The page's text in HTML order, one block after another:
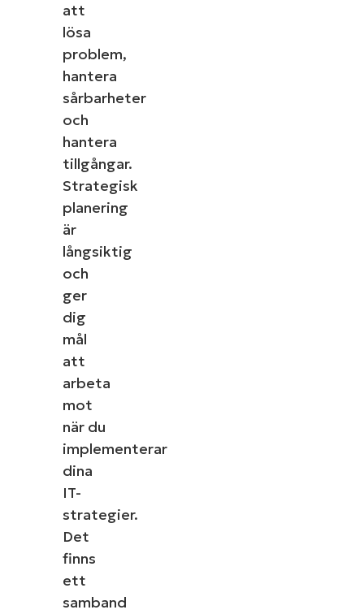
att
lösa
problem,
hantera
sårbarheter
och
hantera
tillgångar.
Strategisk
planering
är
långsiktig
och
ger
dig
mål
att
arbeta
mot
när du
implementerar
dina
IT-
strategier.
Det
finns
ett
samband